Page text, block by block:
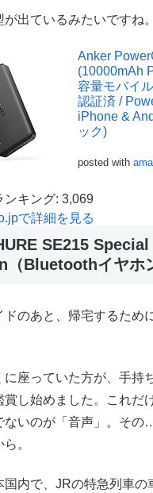
出ているみたいですね。
Anker
(10000mAh
容量モバイ
認証済 /
iPhone &
ック)
posted with
ンキング: 3,069
で詳細を見る
SE215 Special
Bluetoothイヤホ
ドのあと、帰宅するため
に座っていた方が、手持
賞し始めました。これだ
ないのが「音声」。そ
。
国内で、JRの特急列車